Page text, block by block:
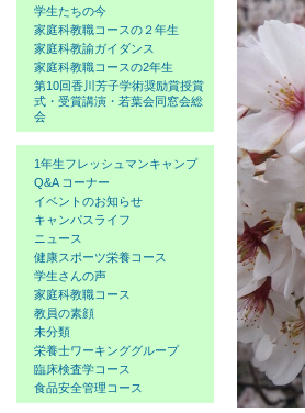
学生たちの今
家庭科教職コースの２年生
家庭科教諭ガイダンス
家庭科教職コースの2年生
第10回香川芳子学術奨励賞授賞
式・受賞講演・若葉会同窓会総
会
1年生フレッシュマンキャンプ
Q&A コーナー
イベントのお知らせ
キャンパスライフ
ニュース
健康スポーツ栄養コース
学生さんの声
家庭科教職コース
教員の素顔
未分類
栄養士ワーキンググループ
臨床検査学コース
食品安全管理コース